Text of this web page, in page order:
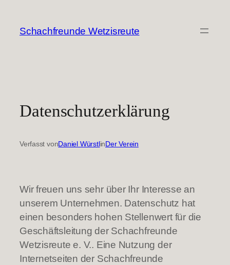
springen
Schachfreunde Wetzisreute
Datenschutzerklärung
Verfasst vonDaniel WürstlinDer Verein
Wir freuen uns sehr über Ihr Interesse an
unserem Unternehmen. Datenschutz hat
einen besonders hohen Stellenwert für die
Geschäftsleitung der Schachfreunde
Wetzisreute e. V.. Eine Nutzung der
Internetseiten der Schachfreunde